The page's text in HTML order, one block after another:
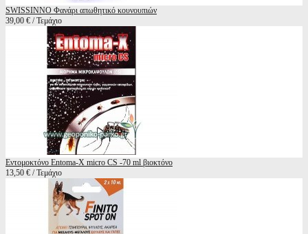
SWISSINNO Φανάρι απωθητικό κουνουπιών
39,00 € / Τεμάχιο
Εντομοκτόνο Entoma-X micro CS -70 ml βιοκτόνο
13,50 € / Τεμάχιο